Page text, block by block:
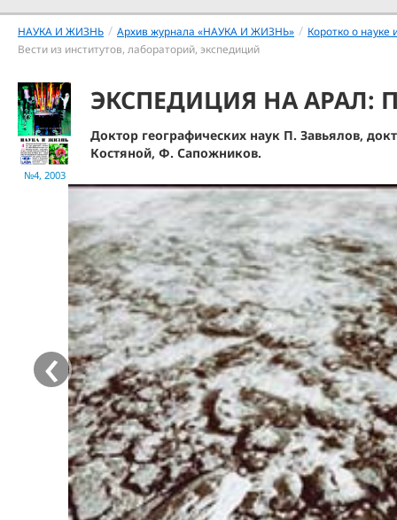
НАУКА И ЖИЗНЬ / Архив журнала «НАУКА И ЖИЗНЬ» / Коротко о науке
Вести из институтов, лабораторий, экспедиций
№4, 2003
ЭКСПЕДИЦИЯ НА АРАЛ:
Доктор географических наук П. Завьялов,
Костяной, Ф. Сапожников.
‹